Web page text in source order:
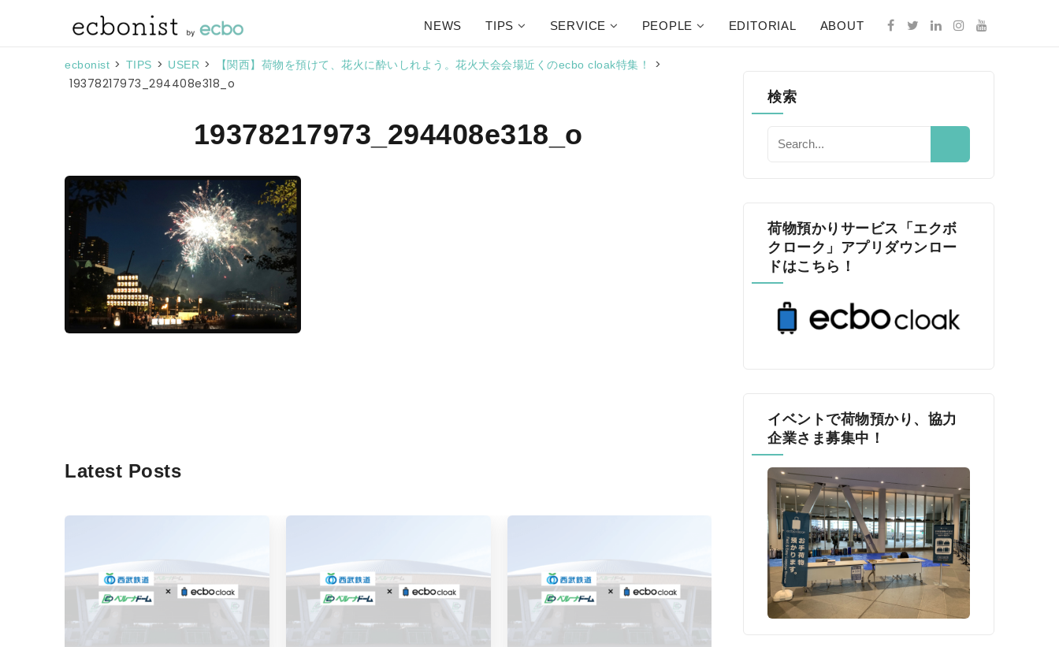
NEWS TIPS SERVICE PEOPLE EDITORIAL ABOUT
ecbonist > TIPS > USER > 【関西】荷物を預けて、花火に酔いしれよう。花火大会会場近くのecbo cloak特集！
>
19378217973_294408e318_o
19378217973_294408e318_o
Latest Posts
検索
荷物預かりサービス「エクボ
クローク」アプリダウンロー
ドはこちら！
イベントで荷物預かり、協力
企業さま募集中！